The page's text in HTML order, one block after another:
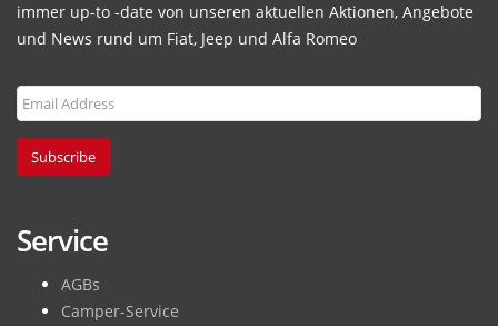
immer up-to -date von unseren aktuellen Aktionen, Angebote
und News rund um Fiat, Jeep und Alfa Romeo
Subscribe
Service
AGBs
Camper-Service